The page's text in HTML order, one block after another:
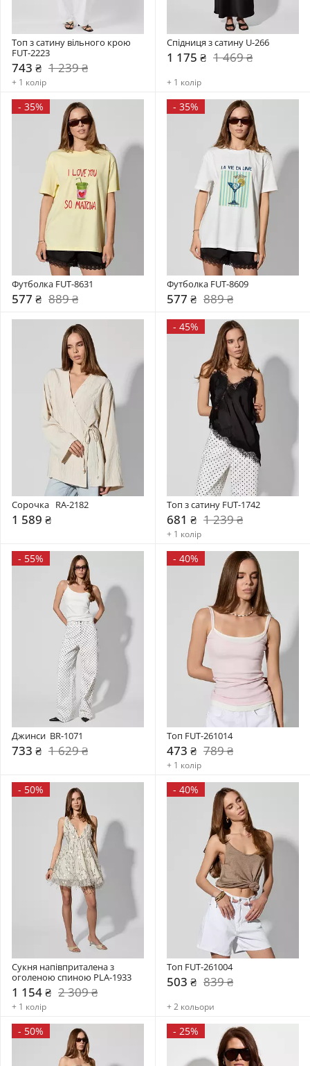
Топ з сатину вільного крою
FUT-2223
743 ₴ 1 239 ₴
+ 1 колір
Спідниця з сатину U-266
1 175 ₴ 1 469 ₴
+ 1 колір
- 35%
Футболка FUT-8631
577 ₴ 889 ₴
- 35%
Футболка FUT-8609
577 ₴ 889 ₴
Сорочка   RA-2182
1 589 ₴
- 45%
Топ з сатину FUT-1742
681 ₴ 1 239 ₴
+ 1 колір
- 55%
Джинси  BR-1071
733 ₴ 1 629 ₴
- 40%
Топ FUT-261014
473 ₴ 789 ₴
+ 1 колір
- 50%
Сукня напівприталена з
оголеною спиною PLA-1933
1 154 ₴ 2 309 ₴
+ 1 колір
- 40%
Топ FUT-261004
503 ₴ 839 ₴
+ 2 кольори
- 50% - 25%